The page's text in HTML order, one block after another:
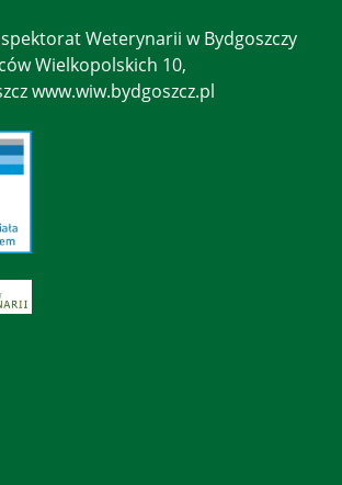
Weterynarii w Bydgoszczy
Wielkopolskich 10,
www.wiw.bydgoszcz.pl